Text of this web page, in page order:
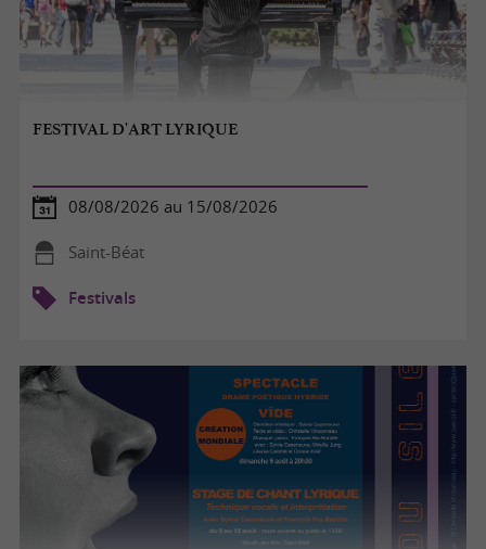
FESTIVAL D'ART LYRIQUE
08/08/2026 au 15/08/2026
Saint-Béat
Festivals